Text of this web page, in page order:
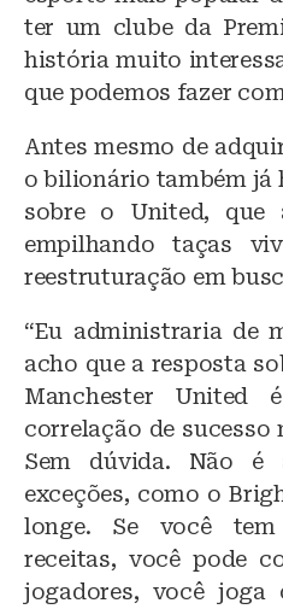
ter um clube da
história muito
que podemos fazer
Antes mesmo de
o bilionário também já
sobre o United, que
empilhando taças
reestruturação em
“Eu administraria de
acho que a resposta
Manchester United
correlação de
Sem dúvida. Não é
exceções, como o
longe. Se você
receitas, você pode
jogadores, você